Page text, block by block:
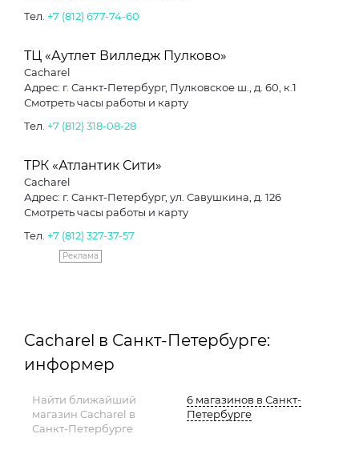
Тел. +7 (812) 677-74-60
ТЦ «Аутлет Вилледж Пулково»
Cacharel
Адрес: г. Санкт-Петербург, Пулковское ш., д. 60, к.1
Смотреть часы работы и карту
Тел. +7 (812) 318-08-28
ТРК «Атлантик Сити»
Cacharel
Адрес: г. Санкт-Петербург, ул. Савушкина, д. 126
Смотреть часы работы и карту
Тел. +7 (812) 327-37-57
Реклама
Cacharel в Санкт-Петербурге:
информер
Найти ближайший
магазин Cacharel в
Санкт-Петербурге
6 магазинов в Санкт-
Петербурге